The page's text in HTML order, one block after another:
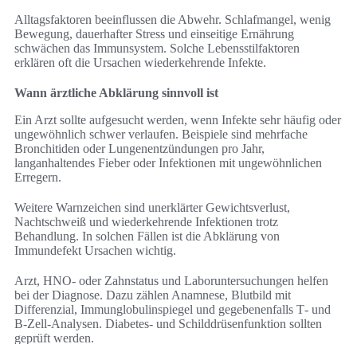
Alltagsfaktoren beeinflussen die Abwehr. Schlafmangel, wenig
Bewegung, dauerhafter Stress und einseitige Ernährung
schwächen das Immunsystem. Solche Lebensstilfaktoren
erklären oft die Ursachen wiederkehrende Infekte.
Wann ärztliche Abklärung sinnvoll ist
Ein Arzt sollte aufgesucht werden, wenn Infekte sehr häufig oder
ungewöhnlich schwer verlaufen. Beispiele sind mehrfache
Bronchitiden oder Lungenentzündungen pro Jahr,
langanhaltendes Fieber oder Infektionen mit ungewöhnlichen
Erregern.
Weitere Warnzeichen sind unerklärter Gewichtsverlust,
Nachtschweiß und wiederkehrende Infektionen trotz
Behandlung. In solchen Fällen ist die Abklärung von
Immundefekt Ursachen wichtig.
Arzt, HNO- oder Zahnstatus und Laboruntersuchungen helfen
bei der Diagnose. Dazu zählen Anamnese, Blutbild mit
Differenzial, Immunglobulinspiegel und gegebenenfalls T‑ und
B‑Zell-Analysen. Diabetes- und Schilddrüsenfunktion sollten
geprüft werden.